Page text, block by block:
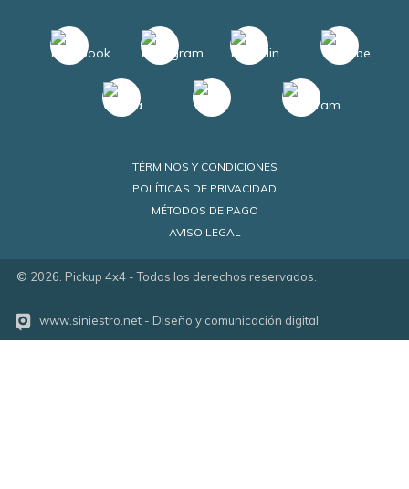
TÉRMINOS Y CONDICIONES
POLÍTICAS DE PRIVACIDAD
MÉTODOS DE PAGO
AVISO LEGAL
© 2026. Pickup 4x4 - Todos los derechos reservados.
www.siniestro.net - Diseño y comunicación digital